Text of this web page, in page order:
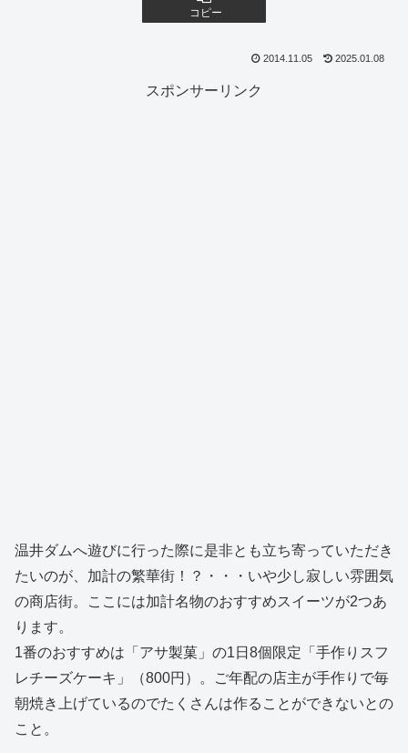
コピー
2014.11.05 2025.01.08
スポンサーリンク
温井ダムへ遊びに行った際に是非とも立ち寄っていただき
たいのが、加計の繁華街！？・・・いや少し寂しい雰囲気
の商店街。ここには加計名物のおすすめスイーツが2つあ
ります。
1番のおすすめは「アサ製菓」の1日8個限定「手作りスフ
レチーズケーキ」（800円）。ご年配の店主が手作りで毎
朝焼き上げているのでたくさんは作ることができないとの
こと。